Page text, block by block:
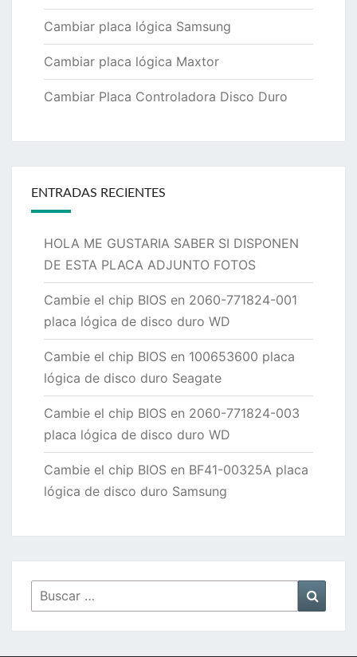
Cambiar placa lógica Samsung
Cambiar placa lógica Maxtor
Cambiar Placa Controladora Disco Duro
ENTRADAS RECIENTES
HOLA ME GUSTARIA SABER SI DISPONEN
DE ESTA PLACA ADJUNTO FOTOS
Cambie el chip BIOS en 2060-771824-001
placa lógica de disco duro WD
Cambie el chip BIOS en 100653600 placa
lógica de disco duro Seagate
Cambie el chip BIOS en 2060-771824-003
placa lógica de disco duro WD
Cambie el chip BIOS en BF41-00325A placa
lógica de disco duro Samsung
Buscar
por: